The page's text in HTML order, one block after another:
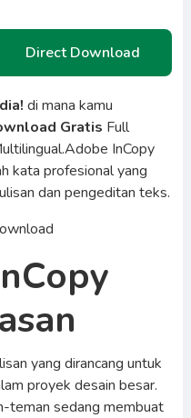
Direct Download
di mana kamu
Gratis Full
InCopy
kata profesional yang
dan pengeditan teks.
yang dirancang untuk
proyek desain besar.
teman sedang membuat